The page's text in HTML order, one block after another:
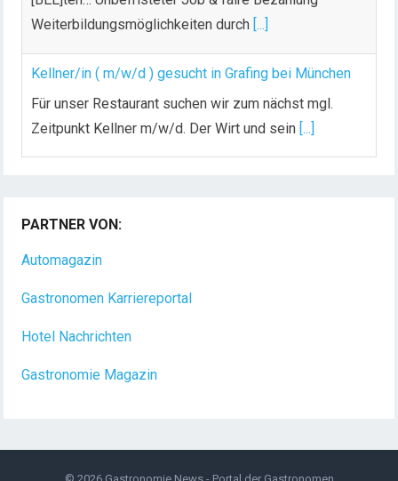
Weiterbildungsmöglichkeiten durch [...]
Kellner/in ( m/w/d ) gesucht in Grafing bei München
Für unser Restaurant suchen wir zum nächst mgl.
Zeitpunkt Kellner m/w/d. Der Wirt und sein [...]
Dein Arbeitsplatz mit Urlaubsfeeling Chef de Rang
(m/w/d) Du bist Gastgeber aus Leidenschaft und
PARTNER VON:
Automagazin
Gastronomen Karriereportal
Hotel Nachrichten
Gastronomie Magazin